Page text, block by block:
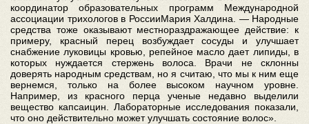
координатор образовательных программ Международной
ассоциации трихологов в РоссииМария Халдина. — Народные
средства тоже оказывают местнораздражающее действие: к
примеру, красный перец возбуждает сосуды и улучшает
снабжение луковицы кровью, репейное масло дает липиды, в
которых нуждается стержень волоса. Врачи не склонны
доверять народным средствам, но я считаю, что мы к ним еще
вернемся, только на более высоком научном уровне.
Например, из красного перца ученые недавно выделили
вещество капсаицин. Лабораторные исследования показали,
что оно действительно может улучшать состояние волос».